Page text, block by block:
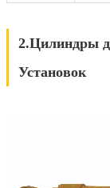
2.Цилиндры
Установок